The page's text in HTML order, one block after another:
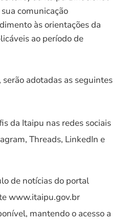
comunicação
às orientações da
ao período de
adotadas as seguintes
da Itaipu nas redes sociais
Threads, LinkedIn e
de notícias do portal
www.itaipu.gov.br
mantendo o acesso a